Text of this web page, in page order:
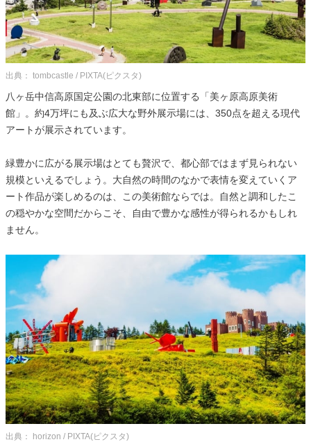
出典： tombcastle / PIXTA(ピクスタ)
八ヶ岳中信高原国定公園の北東部に位置する「美ヶ原高原美術
館」。約4万坪にも及ぶ広大な野外展示場には、350点を超える現代
アートが展示されています。
緑豊かに広がる展示場はとても贅沢で、都心部ではまず見られない
規模といえるでしょう。大自然の時間のなかで表情を変えていくア
ート作品が楽しめるのは、この美術館ならでは。自然と調和したこ
の穏やかな空間だからこそ、自由で豊かな感性が得られるかもしれ
ません。
出典： horizon / PIXTA(ピクスタ)